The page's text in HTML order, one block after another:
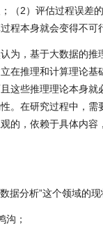
（2）评估过程误差
程本身就会变得不可
为，基于大数据的
在推理和计算理论
这些推理理论本身
。在研究过程中，
的，依赖于具体内
据分析”这个领域的现
沟；